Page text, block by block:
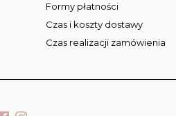
Formy płatności
Czas i koszty dostawy
Czas realizacji zamówienia